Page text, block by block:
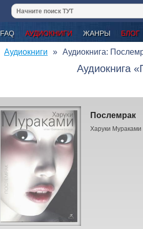
FAQ АУДИОКНИГИ ЖАНРЫ БЛОГ
Аудиокниги Аудиокнига:
Аудиокнига
Послемрак
Харуки Мураками